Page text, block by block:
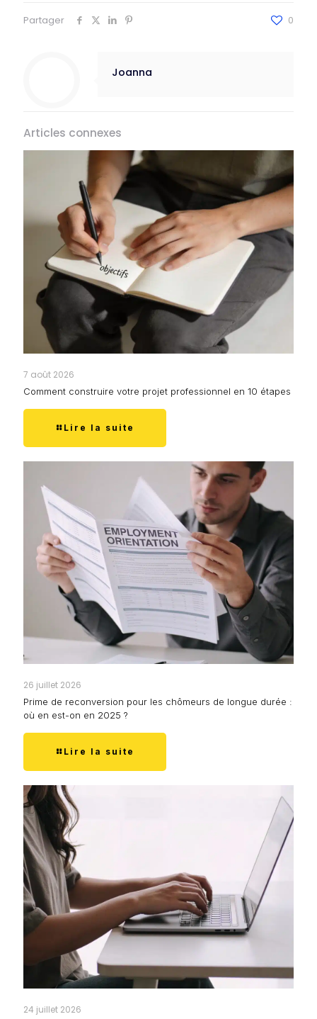
Partager 0
Joanna
Articles connexes
7 août 2026
Comment construire votre projet professionnel en 10 étapes
Lire la suite
26 juillet 2026
Prime de reconversion pour les chômeurs de longue durée :
où en est-on en 2025 ?
Lire la suite
24 juillet 2026